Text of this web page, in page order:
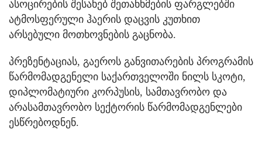
ასოცირების შესახებ შეთანხმების ფარგლებში
ატმოსფერული ჰაერის დაცვის კუთხით
არსებული მოთხოვნების გაცნობა.
პრეზენტაციას, გაეროს განვითარების პროგრამის
წარმომადგენელი საქართველოში ნილს სკოტი,
დიპლომატიური კორპუსის, სამთავრობო და
არასამთავრობო სექტორის წარმომადგენლები
ესწრებოდნენ.